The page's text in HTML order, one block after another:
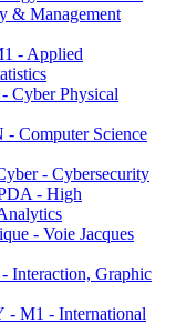
& Management
- Applied
Cyber Physical
Computer Science
- Cybersecurity
- High
- Voie Jacques
Graphic
M1 - International